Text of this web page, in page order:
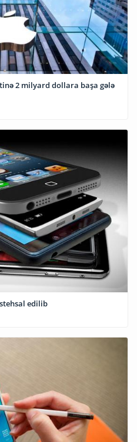
2 milyard dollara başa gələ
edilib